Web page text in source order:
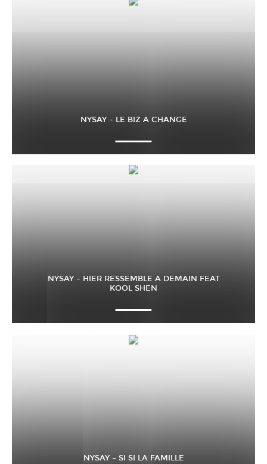
NYSAY – LE BIZ A CHANGE
NYSAY – HIER RESSEMBLE A DEMAIN FEAT
KOOL SHEN
NYSAY – SI SI LA FAMILLE